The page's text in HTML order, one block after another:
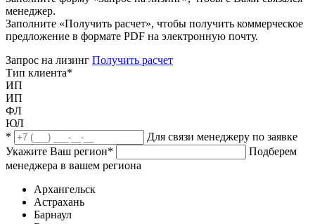
менеджер.
Заполните «Получить расчет», чтобы получить коммерческое
предложение в формате PDF на электронную почту.
Запрос на лизинг Получить расчет
Тип клиента*
ИП
ИП
ФЛ
ЮЛ
*
Для связи менеджеру по заявке
Укажите Ваш регион*
Подберем
менеджера в вашем региона
Архангельск
Астрахань
Барнаул